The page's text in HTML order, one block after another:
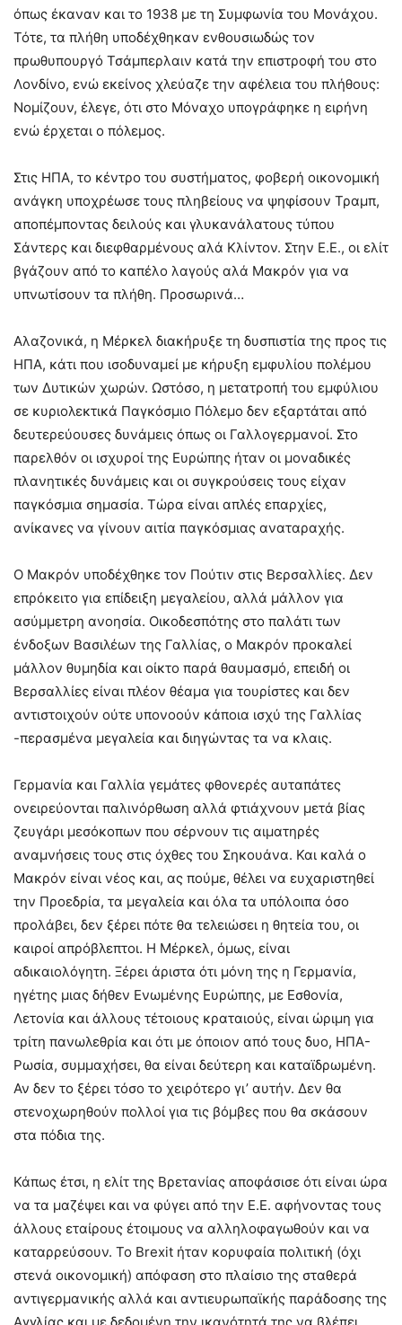
όπως έκαναν και το 1938 με τη Συμφωνία του Μονάχου.
Τότε, τα πλήθη υποδέχθηκαν ενθουσιωδώς τον
πρωθυπουργό Τσάμπερλαιν κατά την επιστροφή του στο
Λονδίνο, ενώ εκείνος χλεύαζε την αφέλεια του πλήθους:
Νομίζουν, έλεγε, ότι στο Μόναχο υπογράφηκε η ειρήνη
ενώ έρχεται ο πόλεμος.
Στις ΗΠΑ, το κέντρο του συστήματος, φοβερή οικονομική
ανάγκη υποχρέωσε τους πληβείους να ψηφίσουν Τραμπ,
αποπέμποντας δειλούς και γλυκανάλατους τύπου
Σάντερς και διεφθαρμένους αλά Κλίντον. Στην Ε.Ε., οι ελίτ
βγάζουν από το καπέλο λαγούς αλά Μακρόν για να
υπνωτίσουν τα πλήθη. Προσωρινά…
Αλαζονικά, η Μέρκελ διακήρυξε τη δυσπιστία της προς τις
ΗΠΑ, κάτι που ισοδυναμεί με κήρυξη εμφυλίου πολέμου
των Δυτικών χωρών. Ωστόσο, η μετατροπή του εμφύλιου
σε κυριολεκτικά Παγκόσμιο Πόλεμο δεν εξαρτάται από
δευτερεύουσες δυνάμεις όπως οι Γαλλογερμανοί. Στο
παρελθόν οι ισχυροί της Ευρώπης ήταν οι μοναδικές
πλανητικές δυνάμεις και οι συγκρούσεις τους είχαν
παγκόσμια σημασία. Τώρα είναι απλές επαρχίες,
ανίκανες να γίνουν αιτία παγκόσμιας αναταραχής.
Ο Μακρόν υποδέχθηκε τον Πούτιν στις Βερσαλλίες. Δεν
επρόκειτο για επίδειξη μεγαλείου, αλλά μάλλον για
ασύμμετρη ανοησία. Οικοδεσπότης στο παλάτι των
ένδοξων Βασιλέων της Γαλλίας, ο Μακρόν προκαλεί
μάλλον θυμηδία και οίκτο παρά θαυμασμό, επειδή οι
Βερσαλλίες είναι πλέον θέαμα για τουρίστες και δεν
αντιστοιχούν ούτε υπονοούν κάποια ισχύ της Γαλλίας
-περασμένα μεγαλεία και διηγώντας τα να κλαις.
Γερμανία και Γαλλία γεμάτες φθονερές αυταπάτες
ονειρεύονται παλινόρθωση αλλά φτιάχνουν μετά βίας
ζευγάρι μεσόκοπων που σέρνουν τις αιματηρές
αναμνήσεις τους στις όχθες του Σηκουάνα. Και καλά ο
Μακρόν είναι νέος και, ας πούμε, θέλει να ευχαριστηθεί
την Προεδρία, τα μεγαλεία και όλα τα υπόλοιπα όσο
προλάβει, δεν ξέρει πότε θα τελειώσει η θητεία του, οι
καιροί απρόβλεπτοι. Η Μέρκελ, όμως, είναι
αδικαιολόγητη. Ξέρει άριστα ότι μόνη της η Γερμανία,
ηγέτης μιας δήθεν Ενωμένης Ευρώπης, με Εσθονία,
Λετονία και άλλους τέτοιους κραταιούς, είναι ώριμη για
τρίτη πανωλεθρία και ότι με όποιον από τους δυο, ΗΠΑ-
Ρωσία, συμμαχήσει, θα είναι δεύτερη και καταϊδρωμένη.
Αν δεν το ξέρει τόσο το χειρότερο γι’ αυτήν. Δεν θα
στενοχωρηθούν πολλοί για τις βόμβες που θα σκάσουν
στα πόδια της.
Κάπως έτσι, η ελίτ της Βρετανίας αποφάσισε ότι είναι ώρα
να τα μαζέψει και να φύγει από την Ε.Ε. αφήνοντας τους
άλλους εταίρους έτοιμους να αλληλοφαγωθούν και να
καταρρεύσουν. Το Brexit ήταν κορυφαία πολιτική (όχι
στενά οικονομική) απόφαση στο πλαίσιο της σταθερά
αντιγερμανικής αλλά και αντιευρωπαϊκής παράδοσης της
Αγγλίας και με δεδομένη την ικανότητά της να βλέπει